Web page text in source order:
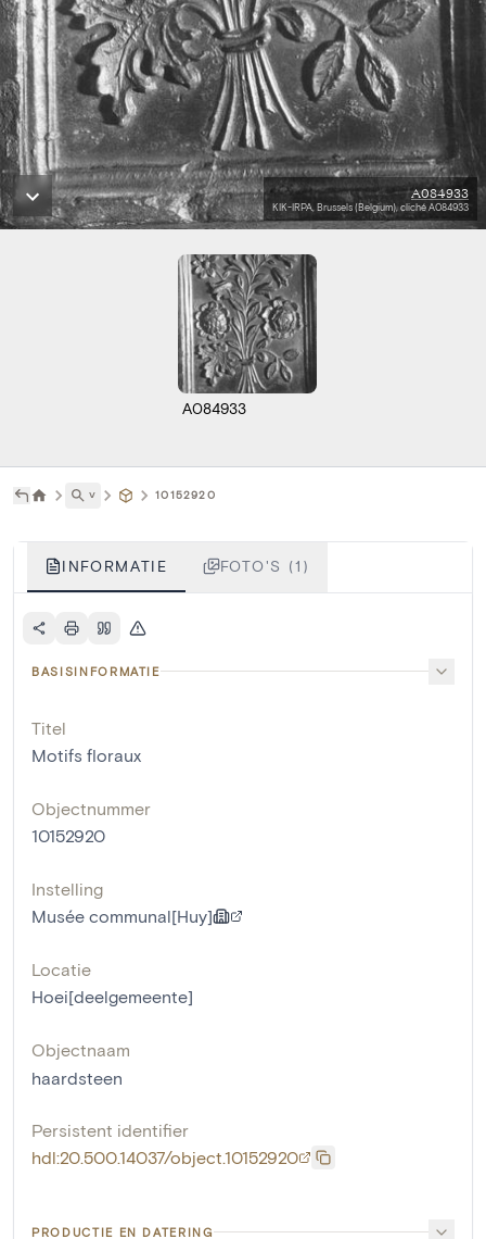
A084933
KIK-IRPA, Brussels (Belgium), cliché A084933
A084933
˅ 10152920
INFORMATIE FOTO'S (1)
BASISINFORMATIE
Titel
Motifs floraux
Objectnummer
10152920
Instelling
Musée communal[Huy]
Locatie
Hoei[deelgemeente]
Objectnaam
haardsteen
Persistent identifier
hdl:20.500.14037/object.10152920
PRODUCTIE EN DATERING